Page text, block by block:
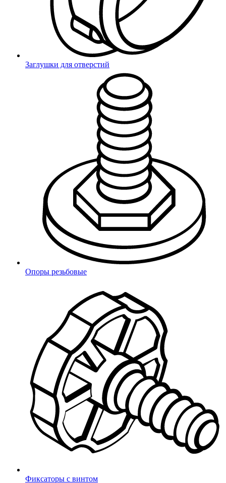
Войти
Продукция
Заглушки для отверстий
Опоры резьбовые
Фиксаторы с винтом
Санкт-Петербург Москва Челябинск Екатеринбург
Нижний
Элиста
Алматы
Зеленоград Курск Липецк Новосибирск
Ростов-на-
Самара
Хабаровск Чита Ярославль Владивосток
Благовещенск
Ваш город Липецк?
Да
Выбрать другой